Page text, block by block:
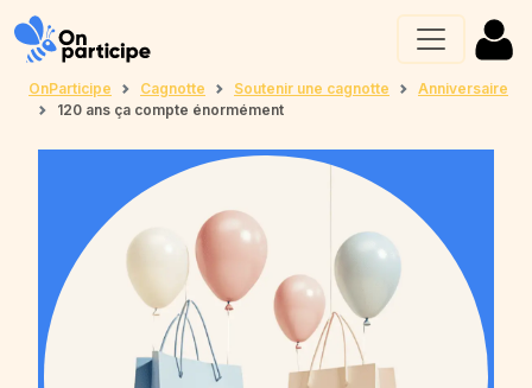
OnParticipe Cagnotte Soutenir une cagnotte
Anniversaire
120 ans ça compte énormément